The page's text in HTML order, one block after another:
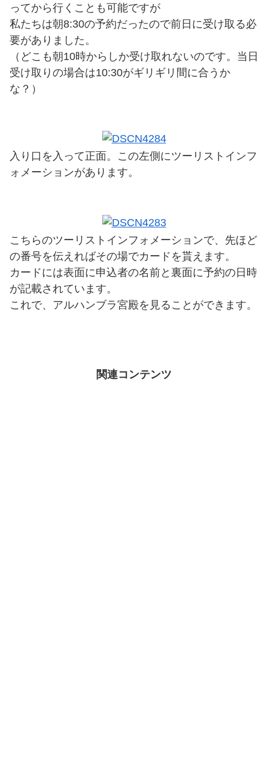
ってから行くことも可能ですが
私たちは朝8:30の予約だったので前日に受け取る必
要がありました。
（どこも朝10時からしか受け取れないのです。当日
受け取りの場合は10:30がギリギリ間に合うか
な？）
入り口を入って正面。この左側にツーリストインフ
ォメーションがあります。
こちらのツーリストインフォメーションで、先ほど
の番号を伝えればその場でカードを貰えます。
カードには表面に申込者の名前と裏面に予約の日時
が記載されています。
これで、アルハンブラ宮殿を見ることができます。
関連コンテンツ